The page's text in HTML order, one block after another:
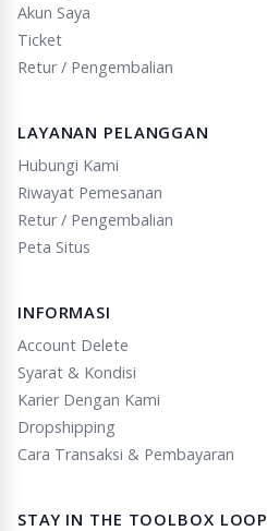
Akun Saya
Ticket
Retur / Pengembalian
LAYANAN PELANGGAN
Hubungi Kami
Riwayat Pemesanan
Retur / Pengembalian
Peta Situs
INFORMASI
Account Delete
Syarat & Kondisi
Karier Dengan Kami
Dropshipping
Cara Transaksi & Pembayaran
STAY IN THE TOOLBOX LOOP